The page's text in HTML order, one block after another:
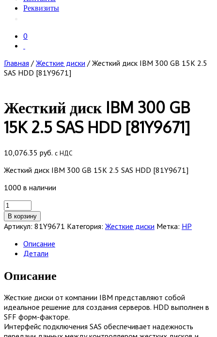
Реквизиты
0
Главная / Жесткие диски / Жесткий диск IBM 300 GB 15K 2.5
SAS HDD [81Y9671]
Жесткий диск IBM 300 GB
15K 2.5 SAS HDD [81Y9671]
10,076.35 руб. с НДС
Жесткий диск IBM 300 GB 15K 2.5 SAS HDD [81Y9671]
1000 в наличии
Количество
товара
Жесткий
диск
IBM
300
15K
2.5
HDD
[81Y9671]
В корзину
Артикул: 81Y9671 Категория: Жесткие диски Метка: HP
Описание
Детали
Описание
Жесткие диски от компании IBM представляют собой
идеальное решение для создания серверов. HDD выполнен в
SFF форм-факторе.
Интерфейс подключения SAS обеспечивает надежность